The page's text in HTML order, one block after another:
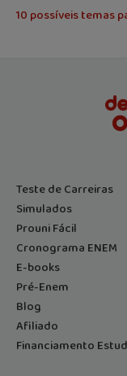
10 possíveis temas
Teste de Carreiras
Simulados
Prouni Fácil
Cronograma ENEM
E-books
Pré-Enem
Blog
Afiliado
Financiamento